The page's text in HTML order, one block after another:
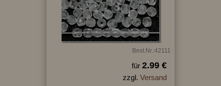
Best.Nr.:42111
für 2.99 €
zzgl. Versand